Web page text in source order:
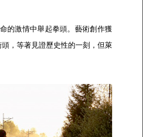
的激情中舉起拳頭。藝術創作獲
，等著見證歷史性的一刻，但萊